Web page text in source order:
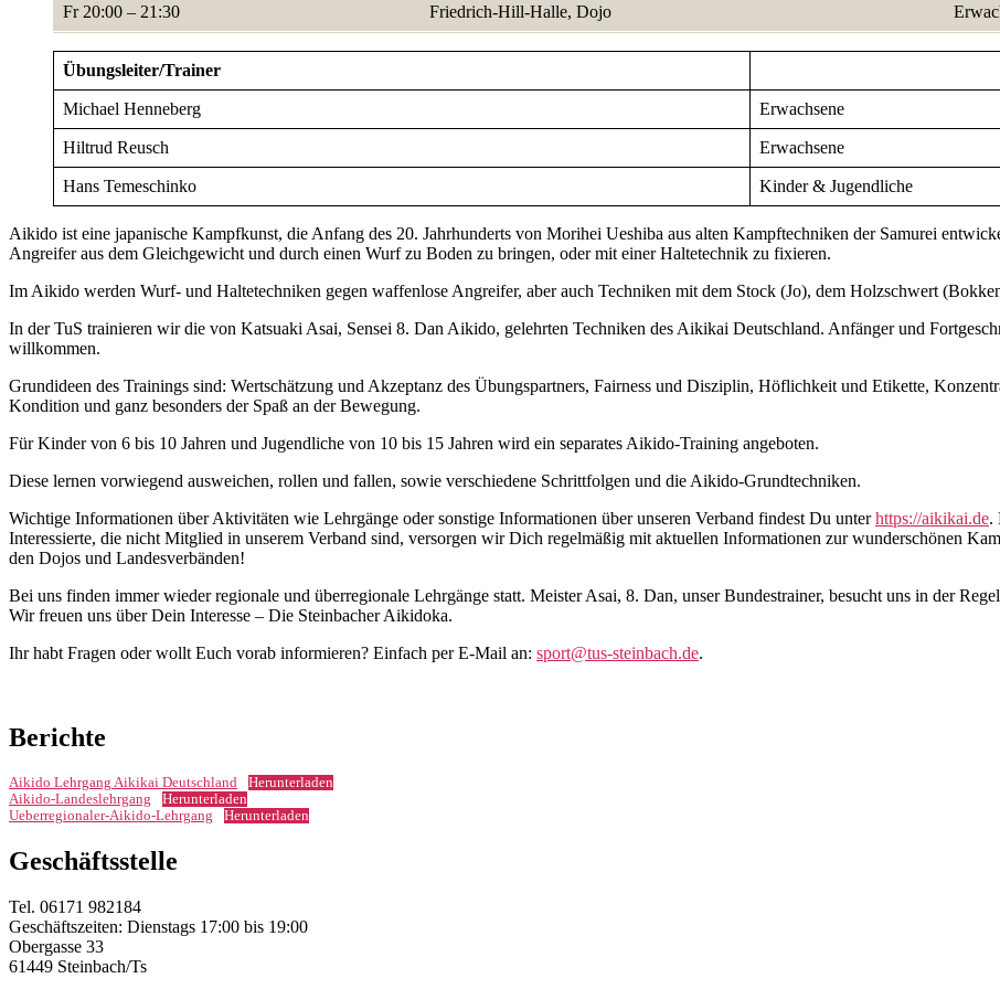
Fr 20:00 – 21:30 Friedrich-Hill-Halle, Dojo
Übungsleiter/Trainer
Michael Henneberg Erwachsene
Hiltrud Reusch Erwachsene
Hans Temeschinko Kinder & Jugendliche
Aikido ist eine japanische Kampfkunst, die Anfang des 20. Jahrhunderts von Morihei Ueshiba aus alten Kampftechniken der Samurei
Angreifer aus dem Gleichgewicht und durch einen Wurf zu Boden zu bringen, oder mit einer Haltetechnik zu fixieren.
Im Aikido werden Wurf- und Haltetechniken gegen waffenlose Angreifer, aber auch Techniken mit dem Stock (Jo), dem Holzschwert
In der TuS trainieren wir die von Katsuaki Asai, Sensei 8. Dan Aikido, gelehrten Techniken des Aikikai Deutschland. Anfänger und
willkommen.
Grundideen des Trainings sind: Wertschätzung und Akzeptanz des Übungspartners, Fairness und Disziplin, Höflichkeit und Etikette,
Kondition und ganz besonders der Spaß an der Bewegung.
Für Kinder von 6 bis 10 Jahren und Jugendliche von 10 bis 15 Jahren wird ein separates Aikido-Training angeboten.
Diese lernen vorwiegend ausweichen, rollen und fallen, sowie verschiedene Schrittfolgen und die Aikido-Grundtechniken.
Wichtige Informationen über Aktivitäten wie Lehrgänge oder sonstige Informationen über unseren Verband findest Du unterhttps://aikikai.de.
Interessierte, die nicht Mitglied in unserem Verband sind, versorgen wir Dich regelmäßig mit aktuellen Informationen zur wunderschönen
den Dojos und Landesverbänden!
Bei uns finden immer wieder regionale und überregionale Lehrgänge statt. Meister Asai, 8. Dan, unser Bundestrainer, besucht uns in der
Wir freuen uns über Dein Interesse – Die Steinbacher Aikidoka.
Ihr habt Fragen oder wollt Euch vorab informieren? Einfach per E-Mail an: sport@tus-steinbach.de.
Berichte
Aikido Lehrgang Aikikai Deutschland
Herunterladen
Aikido-Landeslehrgang
Herunterladen
Ueberregionaler-Aikido-Lehrgang
Herunterladen
Geschäftsstelle
Tel. 06171 982184
Geschäftszeiten: Dienstags 17:00 bis 19:00
Obergasse 33
61449 Steinbach/Ts